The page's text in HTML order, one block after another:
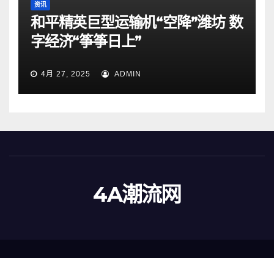
资讯
和平精英巨型运输机“空降”潍坊 数
字经济“筝筝日上”
4月 27, 2025 ADMIN
4A潮流网